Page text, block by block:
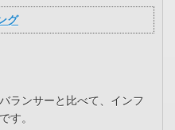
グ
ランサーと比べて、インフ
す。